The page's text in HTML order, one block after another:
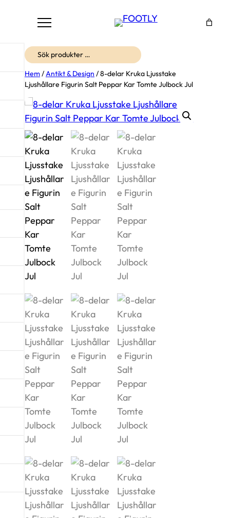
Sök
Hem / Antikt & Design / 8-delar Kruka Ljusstake
Ljushållare Figurin Salt Peppar Kar Tomte Julbock Jul